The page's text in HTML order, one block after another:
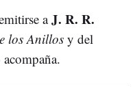
aJ. R. R.
los Anillosy del